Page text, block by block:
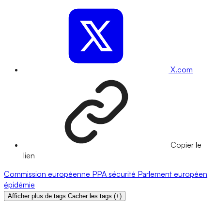
X.com
Copier le
lien
Commission européenne PPA sécurité Parlement européen
épidémie
Afficher plus de tags Cacher les tags (+)